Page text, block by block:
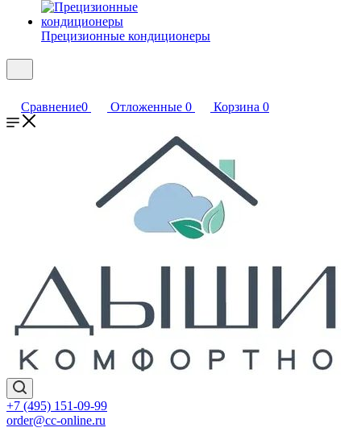
Прецизионные кондиционеры
Сравнение0 Отложенные 0 Корзина 0
+7 (495) 151-09-99
order@cc-online.ru